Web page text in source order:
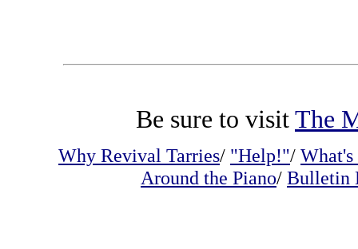
Be sure to visit The
Why Revival Tarries/ "Help!"/ What's
Around the Piano/ Bulletin